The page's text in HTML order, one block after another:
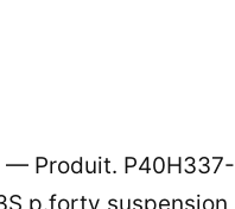
— Produit. P40H337-
p.forty suspension